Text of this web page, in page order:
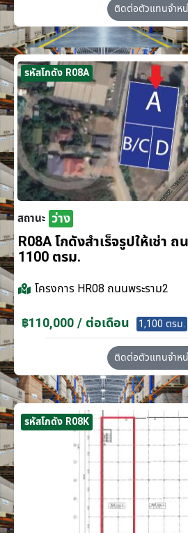
ติดต่อตัวแทนจำห
รหัสโกดัง R08A
สถานะ ว่าง
R08A โกดังสำเร็จรูปให้เช่า
1100 ตรม.
โครงการ HR08 ถนนพระราม2
฿110,000 / ต่อเดือน 1,100 ตรม.
ติดต่อตัวแทนจำห
รหัสโกดัง R08K